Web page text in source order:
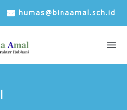
humas@binaamal.sch.id